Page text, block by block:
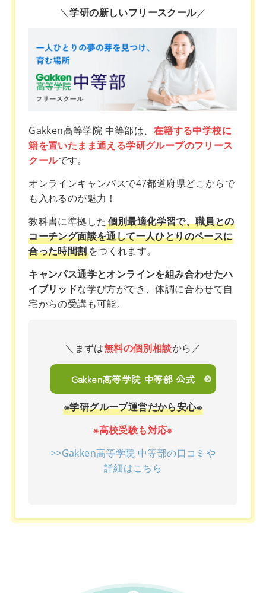
＼学研の新しいフリースクール／
Gakken高等学院 中等部は、 在籍する中学校に
籍を置いたまま通える学研グループのフリース
クールです。
オンラインキャンパスで47都道府県どこからで
も入れるのが魅力！
教科書に準拠した 個別最適化学習で、職員との
コーチング面談を通して一人ひとりのペースに
合った時間割をつくれます。
キャンパス通学とオンラインを組み合わせたハ
イブリッドな学び方ができ、体調に合わせて自
宅からの受講も可能。
＼まずは無料の個別相談から／
Gakken高等学院 中等部 公式
※学研グループ運営だから安心※
※高校受験も対応※
>>Gakken高等学院 中等部の口コミや
詳細はこちら